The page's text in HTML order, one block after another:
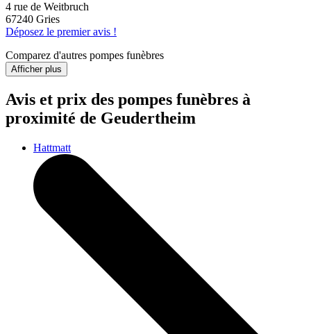
4 rue de Weitbruch
67240 Gries
Déposez le premier avis !
Comparez d'autres pompes funèbres
Afficher plus
Avis et prix des pompes funèbres à
proximité de Geudertheim
Hattmatt